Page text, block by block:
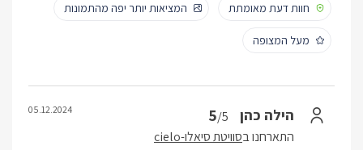
חוות דעת מאומתת
המציאות יותר יפה מהתמונות
מעל המצופה
הילה כהן 5/5
התארחנו בסוויטת סיאלו-cielo
05.12.2024